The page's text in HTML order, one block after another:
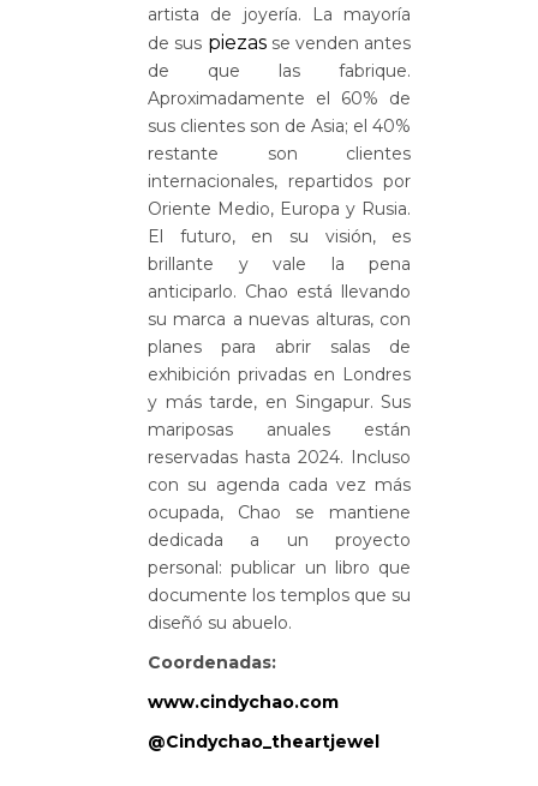
artista de joyería. La mayoría
de sus piezasse venden antes
de que las fabrique.
Aproximadamente el 60% de
sus clientes son de Asia; el 40%
restante son clientes
internacionales, repartidos por
Oriente Medio, Europa y Rusia.
El futuro, en su visión, es
brillante y vale la pena
anticiparlo. Chao está llevando
su marca a nuevas alturas, con
planes para abrir salas de
exhibición privadas en Londres
y más tarde, en Singapur. Sus
mariposas anuales están
reservadas hasta 2024. Incluso
con su agenda cada vez más
ocupada, Chao se mantiene
dedicada a un proyecto
personal: publicar un libro que
documente los templos que su
diseñó su abuelo.
Coordenadas:
www.cindychao.com
@Cindychao_theartjewel